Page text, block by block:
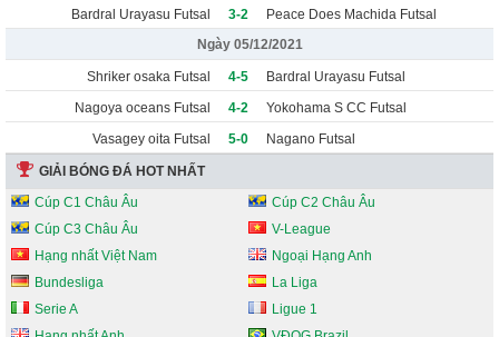
Bardral Urayasu Futsal 3-2
Peace Does Machida Futsal
Ngày 05/12/2021
Shriker osaka Futsal 4-5
Bardral Urayasu Futsal
Nagoya oceans Futsal
4-2
Yokohama S CC Futsal
Vasagey oita Futsal
5-0 Nagano Futsal
GIẢI BÓNG ĐÁ HOT NHẤT
Cúp C1 Châu Âu
Cúp C2 Châu Âu
Cúp C3 Châu Âu
V-League
Hạng nhất Việt Nam
Ngoại Hạng Anh
Bundesliga
La Liga
Serie A
Ligue 1